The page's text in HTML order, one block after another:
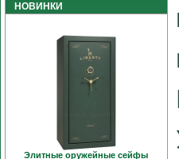
НОВИНКИ
Элитные оружейные сейфы